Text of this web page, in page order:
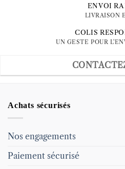
ENVOI
LIVRAISON
COLIS
UN GESTE POUR
Achats sécurisés
Nos engagements
Paiement sécurisé